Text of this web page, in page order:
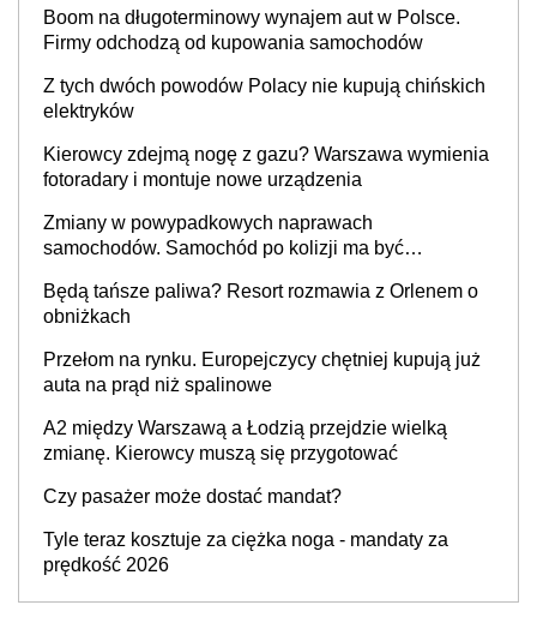
Boom na długoterminowy wynajem aut w Polsce.
Firmy odchodzą od kupowania samochodów
Z tych dwóch powodów Polacy nie kupują chińskich
elektryków
Kierowcy zdejmą nogę z gazu? Warszawa wymienia
fotoradary i montuje nowe urządzenia
Zmiany w powypadkowych naprawach
samochodów. Samochód po kolizji ma być
producenta
Będą tańsze paliwa? Resort rozmawia z Orlenem o
obniżkach
Przełom na rynku. Europejczycy chętniej kupują już
auta na prąd niż spalinowe
A2 między Warszawą a Łodzią przejdzie wielką
zmianę. Kierowcy muszą się przygotować
Czy pasażer może dostać mandat?
Tyle teraz kosztuje za ciężka noga - mandaty za
prędkość 2026